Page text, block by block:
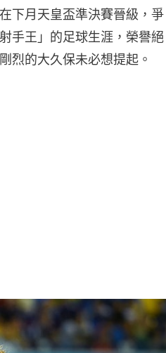
下月天皇盃準決賽晉級，爭
手王」的足球生涯，榮譽絕
烈的大久保未必想提起。